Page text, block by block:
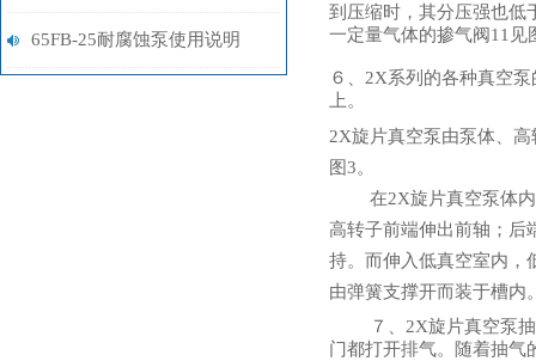
65FB-25耐腐蚀泵使用说明
到压缩时，其分压强也低
一定量气体的掺气阀11见
６、 2X系列的各种真空
上。
2X旋片真空泵由泵体、
图3。
在2X旋片真空泵体
高转子前端伸出前轴；后
持。而伸入低真空室内，
由弹簧支撑开而装于槽内
７、 2X旋片真空泵
门都打开排气。随着抽气